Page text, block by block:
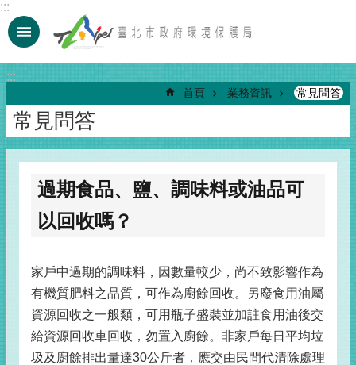
跳到主要內容區塊
:::
:::
首頁 業務資訊 常見問答
常見問答
過期食品、鹽、調味料或油品可
以回收嗎？
家戶中過期的調味料，因數量較少，尚不致影響作為
有機質肥料之品質，可作為廚餘回收。另廢食用油屬
資源回收之一般類，可用瓶子盛裝並加註食用油後交
給資源回收車回收，勿置入廚餘。非家戶每日平均垃
圾及廚餘排出量達30公斤者，應交由民間代清除處理